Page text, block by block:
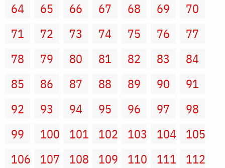
64
65 66 67 68 69
70
71
72 73 74 75 76
77
78
79 80 81 82 83
84
85
86 87 88 89 90
91
92
93 94 95 96 97
98
99
100 101 102 103 104
105
106
107 108 109 110 111
112